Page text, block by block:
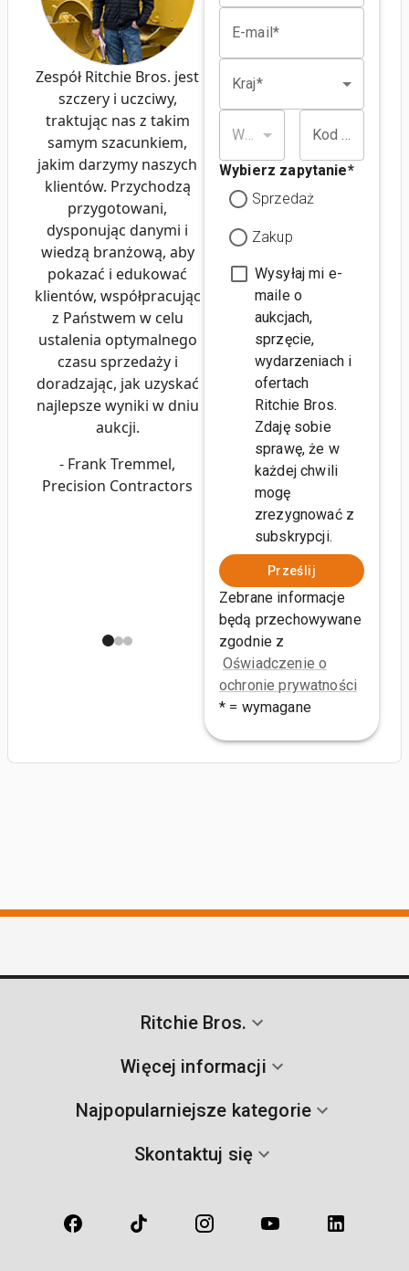
E-mail*
Kraj*
Województwo* Kod pocztowy*
Wybierz zapytanie*
Sprzedaż
Zakup
Wysyłaj mi e-
maile o
aukcjach,
sprzęcie,
wydarzeniach i
ofertach
Ritchie Bros.
Zdaję sobie
sprawę, że w
każdej chwili
mogę
zrezygnować z
subskrypcji.
Prześlij
Zebrane informacje
będą przechowywane
zgodnie z
Oświadczenie o
ochronie prywatności
* = wymagane
Zespół Ritchie Bros. jest
szczery i uczciwy,
traktując nas z takim
samym szacunkiem,
jakim darzymy naszych
klientów. Przychodzą
przygotowani,
dysponując danymi i
wiedzą branżową, aby
pokazać i edukować
klientów, współpracując
z Państwem w celu
ustalenia optymalnego
czasu sprzedaży i
doradzając, jak uzyskać
najlepsze wyniki w dniu
aukcji.
- Frank Tremmel,
Precision Contractors
Ritchie Bros.
Więcej informacji
Najpopularniejsze kategorie
Skontaktuj się